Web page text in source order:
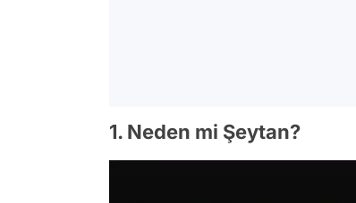
1. Neden mi Şeytan?